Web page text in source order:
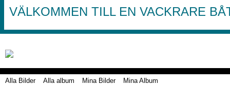
VÄLKOMMEN TILL EN VACKRARE
Alla Bilder Alla album Mina Bilder Mina Album